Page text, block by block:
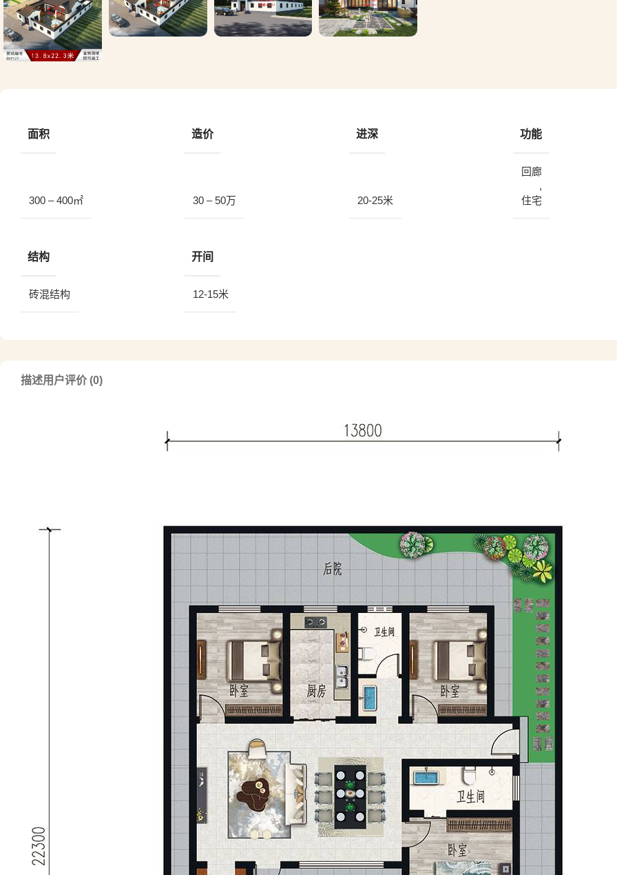
面积
300 – 400㎡
造价
30 – 50万
进深
20-25米
功能
回廊
,
住宅
结构
砖混结构
开间
12-15米
描述用户评价 (0)